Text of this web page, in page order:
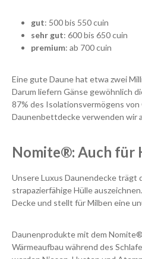
gut: 500 bis 550 cuin
sehr gut: 600 bis 650 cuin
premium: ab 700 cuin
Eine gute Daune hat etwa zwei
Darum liefern Gänse gewöhnlich
87% des Isolationsvermögens
Daunenbettdecke verwenden wir
Nomite®: Auch für
Unsere Luxus Daunendecke trägt
strapazierfähige Hülle
Decke und stellt für Milben eine
Daunenprodukte mit dem
Wärmeaufbau während des